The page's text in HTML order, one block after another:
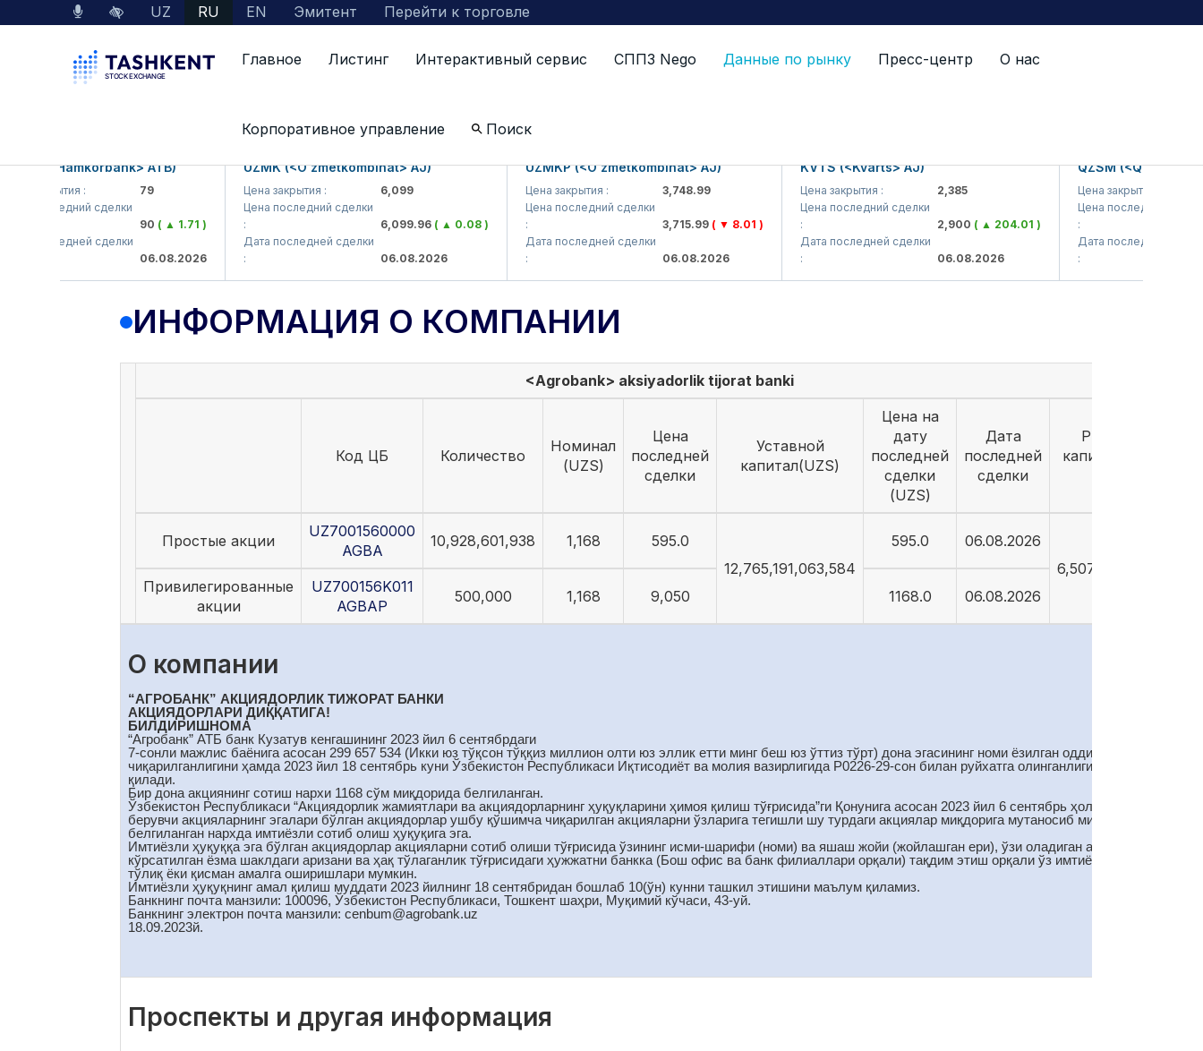
UZ RU EN Эмитент Перейти к торговле
Главное Листинг Интерактивный сервис СППЗ Nego Данные по рынку Пресс-центр О нас
Корпоративное управление Поиск
Информация о компании
(<Hamkorbank> ATB)
закрытия :
последний сделки
( ▲ 1.71 )
последней сделки
06.08.2026
UZMK (<O'zmetkombinat> AJ)
Цена закрытия :
6,099
Цена последний сделки
6,099.96( ▲ 0.08 )
Дата последней сделки
06.08.2026
UZMKP (<O'zmetkombinat> AJ)
Цена закрытия :
3,748.99
Цена последний сделки
3,715.99( ▼ 8.01 )
Дата последней сделки
06.08.2026
KVTS (<Kvarts> AJ)
Цена закрытия :
2,385
Цена последний сделки
2,900( ▲ 204.01 )
Дата последней сделки
06.08.2026
QZSM
Цена закрытия :
Цена последний сделки
Дата последней сделки
ИНФОРМАЦИЯ О КОМПАНИИ
<Agrobank> aksiyadorlik tijorat banki
Код ЦБ Количество
Номинал
(UZS)
Цена
последней
сделки
Уставной
капитал(UZS)
Цена на
дату
последней
сделки
(UZS)
Дата
последней
сделки
Рыночная
капитализация
Простые акции
UZ7001560000
AGBA
10,928,601,938 1,168
595.0
12,765,191,063,584
595.0
06.08.2026
6,507,043,153,110
Привилегированные
акции
UZ700156K011
AGBAP
500,000 1,168 9,050 1168.0 06.08.2026
О компании
“АГРОБАНК” АКЦИЯДОРЛИК ТИЖОРАТ БАНКИ
АКЦИЯДОРЛАРИ ДИҚҚАТИГА!
БИЛДИРИШНОМА
“Агробанк” АТБ банк Кузатув кенгашининг 2023 йил 6 сентябрдаги
7-сонли мажлис баёнига асосан 299 657 534 (Икки юз тўқсон тўққиз миллион олти юз эллик етти минг беш юз ўттиз тўрт) дона эгасининг номи ёзилган оддий акциялар
чиқарилганлигини ҳамда 2023 йил 18 сентябрь куни Ўзбекистон Республикаси Иқтисодиёт ва молия вазирлигида Р0226-29-сон билан руйхатга олинганлигини маълум
қилади.
Бир дона акциянинг сотиш нархи 1168 сўм миқдорида белгиланган.
Ўзбекистон Республикаси “Акциядорлик жамиятлари ва акциядорларнинг ҳуқуқларини ҳимоя қилиш тўғрисида”ги Қонунига асосан 2023 йил 6 сентябрь ҳолатига овоз
берувчи акцияларнинг эгалари бўлган акциядорлар ушбу қўшимча чиқарилган акцияларни ўзларига тегишли шу турдаги акциялар миқдорига мутаносиб миқдорда
белгиланган нархда имтиёзли сотиб олиш ҳуқуқига эга.
Имтиёзли ҳуқуққа эга бўлган акциядорлар акцияларни сотиб олиши тўғрисида ўзининг исми-шарифи (номи) ва яшаш жойи (жойлашган ери), ўзи оладиган акциялар сони
кўрсатилган ёзма шаклдаги аризани ва ҳақ тўлаганлик тўғрисидаги ҳужжатни банкка (Бош офис ва банк филиаллари орқали) тақдим этиш орқали ўз имтиёзли ҳуқуқини
тўлиқ ёки қисман амалга оширишлари мумкин.
Имтиёзли ҳуқуқнинг амал қилиш муддати 2023 йилнинг 18 сентябридан бошлаб 10(ўн) кунни ташкил этишини маълум қиламиз.
Банкнинг почта манзили: 100096, Ўзбекистон Республикаси, Тошкент шаҳри, Муқимий кўчаси, 43-уй.
Банкнинг электрон почта манзили: cenbum@аgrobank.uz
18.09.2023й.
Проспекты и другая информация